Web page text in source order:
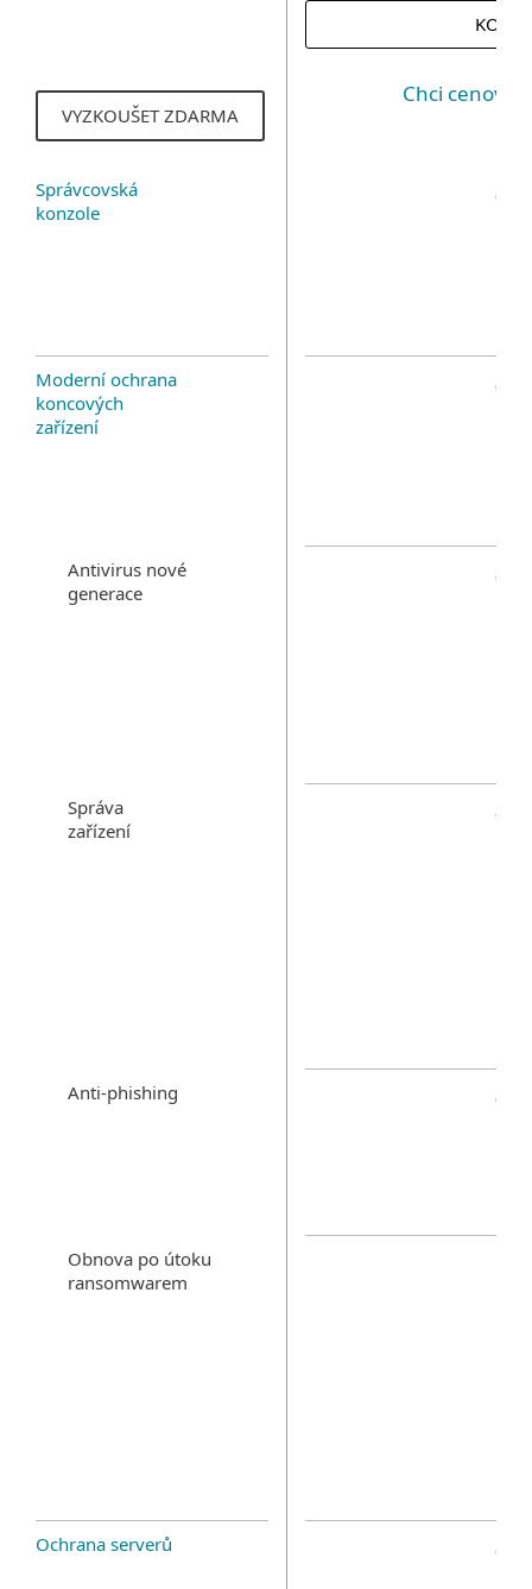
VYZKOUŠET ZDARMA
Chci
Správcovská
konzole
Moderní ochrana
koncových
zařízení
Antivirus nové
generace
Správa
zařízení
Anti-phishing
Obnova po útoku
ransomwarem
Ochrana serverů